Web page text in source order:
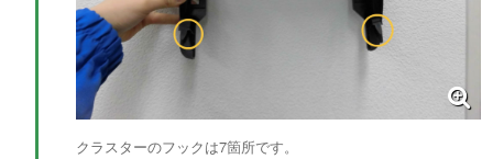
クラスターのフックは7箇所です。